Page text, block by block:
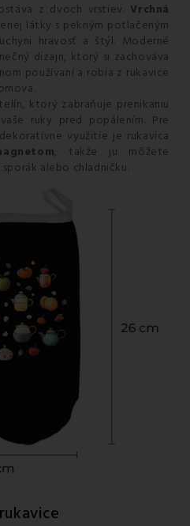
z dvoch vrstiev. Vrchná
látky s pekným potlačeným
hravosť a štýl. Moderné
dizajn, ktorý si zachováva
používaní a robia z rukavice
ktorý zabraňuje prenikaniu
ruky pred popálením. Pre
využitie je rukavica
, takže ju môžete
alebo chladničku.